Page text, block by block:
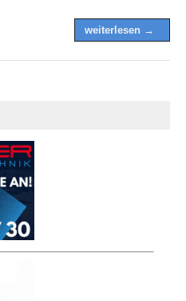
weiterlesen →